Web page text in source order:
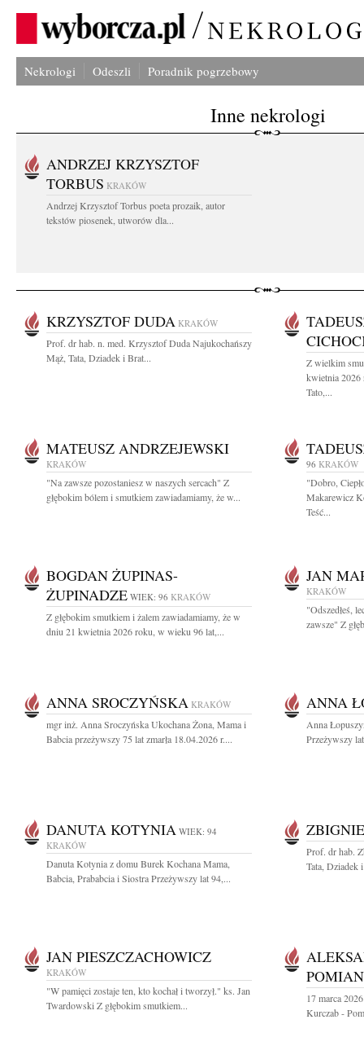
Nekrologi Odeszli Poradnik pogrzebowy
Inne nekrologi
ANDRZEJ KRZYSZTOF
TORBUS KRAKÓW
Andrzej Krzysztof Torbus poeta prozaik, autor
tekstów piosenek, utworów dla...
KRZYSZTOF DUDA KRAKÓW
Prof. dr hab. n. med. Krzysztof Duda Najukochańszy
Mąż, Tata, Dziadek i Brat...
Z wielkim
kwietnia 2026
Tato,...
MATEUSZ ANDRZEJEWSKI
KRAKÓW
"Na zawsze pozostaniesz w naszych sercach" Z
głębokim bólem i smutkiem zawiadamiamy, że w...
96 KRAKÓW
"Dobro,
Makarewicz
Teść...
BOGDAN ŻUPINAS-
ŻUPINADZE WIEK: 96 KRAKÓW
Z głębokim smutkiem i żalem zawiadamiamy, że w
dniu 21 kwietnia 2026 roku, w wieku 96 lat,...
JAN
KRAKÓW
"Odszedłeś,
zawsze" Z
ANNA SROCZYŃSKA KRAKÓW
mgr inż. Anna Sroczyńska Ukochana Żona, Mama i
Babcia przeżywszy 75 lat zmarła 18.04.2026 r....
ANNA
Anna
Przeżywszy
DANUTA KOTYNIA WIEK: 94
KRAKÓW
Danuta Kotynia z domu Burek Kochana Mama,
Babcia, Prababcia i Siostra Przeżywszy lat 94,...
Prof. dr hab.
Tata, Dziadek
JAN PIESZCZACHOWICZ
KRAKÓW
"W pamięci zostaje ten, kto kochał i tworzył." ks. Jan
Twardowski Z głębokim smutkiem...
17 marca
Kurczab -